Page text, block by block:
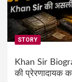
STORY
Khan Sir
की प्रेरणादायक